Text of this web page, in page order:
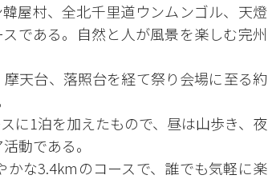
屋村、全北千里道ウンムンゴル、天燈
である。自然と人が風景を楽しむ完州
摩天台、落照台を経て祭り会場に至る約
に1泊を加えたもので、昼は山歩き、夜
動である。
かな3.4kmのコースで、誰でも気軽に楽